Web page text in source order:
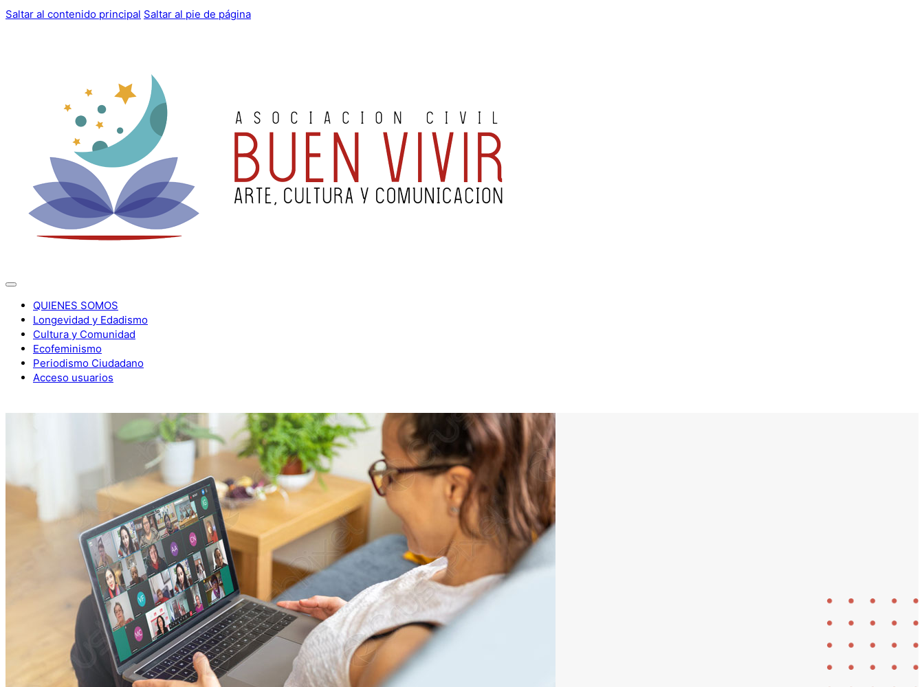
Saltar al contenido principal Saltar al pie de página
QUIENES SOMOS
Longevidad y Edadismo
Cultura y Comunidad
Ecofeminismo
Periodismo Ciudadano
Acceso usuarios